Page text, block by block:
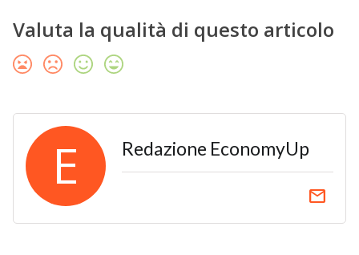
Valuta la qualità di questo articolo
E Redazione EconomyUp
email